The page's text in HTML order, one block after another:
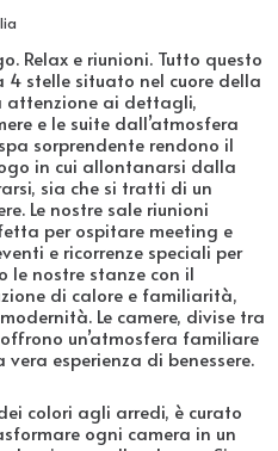
Relax e riunioni. Tutto questo
4 stelle situato nel cuore della
attenzione ai dettagli,
e le suite dall’atmosfera
sorprendente rendono il
in cui allontanarsi dalla
sia che si tratti di un
Le nostre sale riunioni
per ospitare meeting e
e ricorrenze speciali per
nostre stanze con il
di calore e familiarità,
Le camere, divise tra
un’atmosfera familiare
esperienza di benessere.
colori agli arredi, è curato
ogni camera in un